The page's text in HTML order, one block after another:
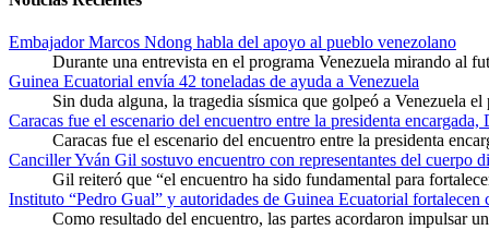
Embajador Marcos Ndong habla del apoyo al pueblo venezolano
Durante una entrevista en el programa Venezuela mirando al
Guinea Ecuatorial envía 42 toneladas de ayuda a Venezuela
Sin duda alguna, la tragedia sísmica que golpeó a Venezuela
Caracas fue el escenario del encuentro entre la presidenta
Caracas fue el escenario del encuentro entre la presidenta
Canciller Yván Gil sostuvo encuentro con representantes del cuerpo
Gil reiteró que “el encuentro ha sido fundamental para
Instituto “Pedro Gual” y autoridades de Guinea Ecuatorial
Como resultado del encuentro, las partes acordaron impulsar